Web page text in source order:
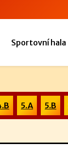
Sportovní hala
5.A 5.B